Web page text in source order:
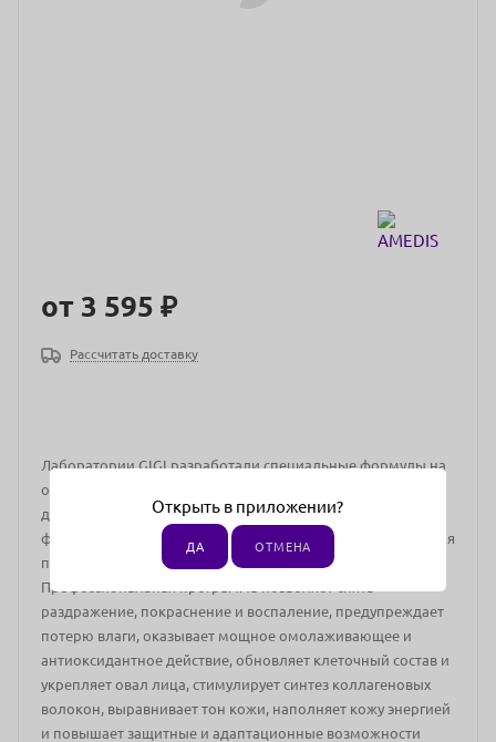
от 3 595 ₽
Рассчитать доставку
Лаборатории GIGI разработали специальные формулы на
основе древней восточной фитотерапии и последних
достижений в области биотехнологий и использовали эти
формулы при создании новой гипоаллергенной линии для
профилактики старения «LOTUS BEAUTY».
Профессиональная программа позволяет снять
раздражение, покраснение и воспаление, предупреждает
потерю влаги, оказывает мощное омолаживающее и
антиоксидантное действие, обновляет клеточный состав и
укрепляет овал лица, стимулирует синтез коллагеновых
волокон, выравнивает тон кожи, наполняет кожу энергией
и повышает защитные и адаптационные возможности
Открыть в приложении?
ДА ОТМЕНА